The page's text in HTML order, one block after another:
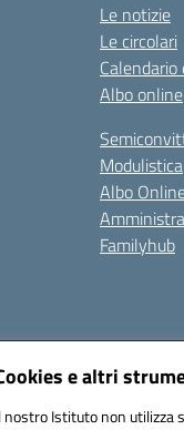
e altri
nostro Istituto non utilizza
Le notizie
Le circolari
Albo online
Modulistica
Albo
Familyhub